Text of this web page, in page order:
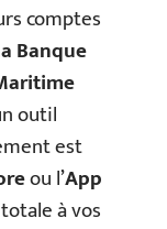
comptes
Banque
outil
est
ou l’App
à vos